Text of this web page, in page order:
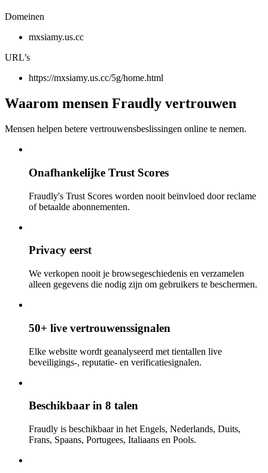
Domeinen
mxsiamy.us.cc
URL’s
https://mxsiamy.us.cc/5g/home.html
Waarom mensen Fraudly vertrouwen
Mensen helpen betere vertrouwensbeslissingen online te nemen.
Onafhankelijke Trust Scores
Fraudly's Trust Scores worden nooit beïnvloed door reclame
of betaalde abonnementen.
Privacy eerst
We verkopen nooit je browsegeschiedenis en verzamelen
alleen gegevens die nodig zijn om gebruikers te beschermen.
50+ live vertrouwenssignalen
Elke website wordt geanalyseerd met tientallen live
beveiligings-, reputatie- en verificatiesignalen.
Beschikbaar in 8 talen
Fraudly is beschikbaar in het Engels, Nederlands, Duits,
Frans, Spaans, Portugees, Italiaans en Pools.